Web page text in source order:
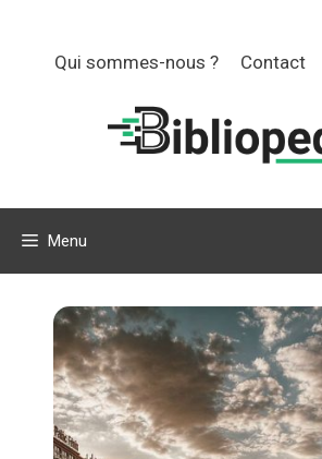
contenuQui sommes-nous ? Contact
Menu